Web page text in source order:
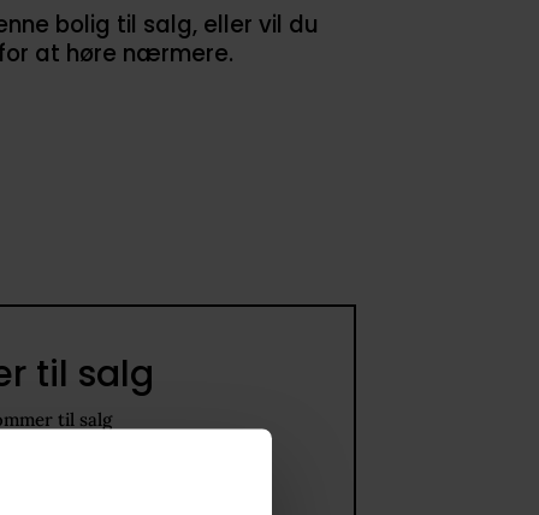
bolig til salg, eller vil du
at høre nærmere.
til salg
til salg